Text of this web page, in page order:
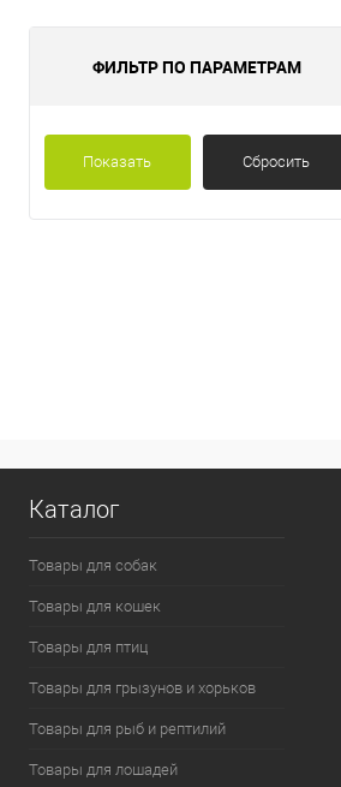
ФИЛЬТР ПО ПАРАМЕТРАМ
Показать Сбросить
Каталог
Товары для собак
Товары для кошек
Товары для птиц
Товары для грызунов и хорьков
Товары для рыб и рептилий
Товары для лошадей